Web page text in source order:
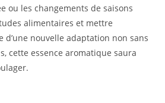
ou les changements de saisons
alimentaires et mettre
d’une nouvelle adaptation non sans
cette essence aromatique saura